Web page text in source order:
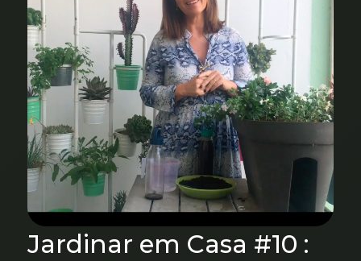
Jardinar em Casa #10 :